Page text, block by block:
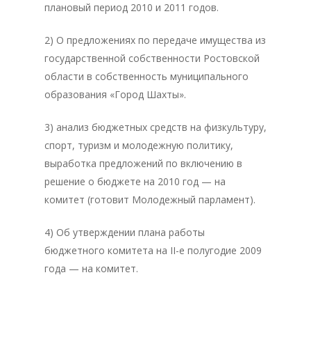
плановый период 2010 и 2011 годов.
2) О предложениях по передаче имущества из
государственной собственности Ростовской
области в собственность муниципального
образования «Город Шахты».
3) анализ бюджетных средств на физкультуру,
спорт, туризм и молодежную политику,
выработка предложений по включению в
решение о бюджете на 2010 год — на
комитет (готовит Молодежный парламент).
4) Об утверждении плана работы
бюджетного комитета на II-е полугодие 2009
года — на комитет.